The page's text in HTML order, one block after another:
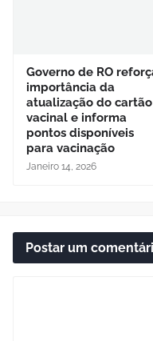
Governo de RO
importância da
atualização do cartão
vacinal e informa
pontos disponíveis
para vacinação
Janeiro 14, 2026
Postar um